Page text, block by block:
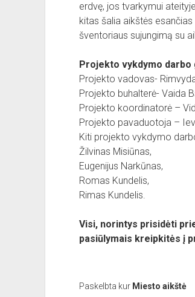
erdvę, jos tvarkymui
kitas šalia aikštės
šventoriaus sujungimą su
Projekto vykdymo darbo
Projekto vadovas-
Projekto buhalterė- Vaida
Projekto koordinatorė –
Projekto pavaduotoja –
Kiti projekto vykdymo
Žilvinas Misiūnas,
Eugenijus Narkūnas,
Romas Kundelis,
Rimas Kundelis.
Visi, norintys prisidėti
pasiūlymais kreipkitės į
Paskelbta kur Miesto aikštė